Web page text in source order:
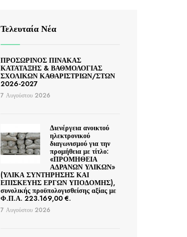
Τελευταία Νέα
ΠΡΟΣΩΡΙΝΟΣ ΠΙΝΑΚΑΣ
ΚΑΤΑΤΑΞΗΣ & ΒΑΘΜΟΛΟΓΙΑΣ
ΣΧΟΛΙΚΩΝ ΚΑΘΑΡΙΣΤΡΙΩΝ/ΣΤΩΝ
2026-2027
7 Αυγούστου 2026
Διενέργεια ανοικτού
ηλεκτρονικού
διαγωνισμού για την
προμήθεια με τίτλο:
«ΠΡΟΜΗΘΕΙΑ
ΑΔΡΑΝΩΝ ΥΛΙΚΩΝ»
(ΥΛΙΚΑ ΣΥΝΤΗΡΗΣΗΣ ΚΑΙ
ΕΠΙΣΚΕΥΗΣ ΕΡΓΩΝ ΥΠΟΔΟΜΗΣ),
συνολικής προϋπολογισθείσης αξίας με
Φ.Π.Α. 223.169,00 €.
7 Αυγούστου 2026